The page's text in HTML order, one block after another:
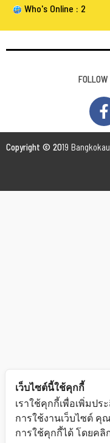
Who's Online : 2
Copyright © 2019
เว็บไซต์นี้ใช้คุกกี้
เราใช้คุกกี้เพื่อเพิ่มป
การใช้งานเว็บไซต์ คุ
การใช้คุกกี้ได้ โดยคลิ